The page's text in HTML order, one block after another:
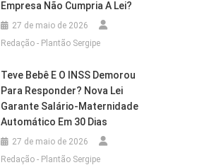
Empresa Não Cumpria A Lei?
27 de maio de 2026
Redação - Plantão Sergipe
Teve Bebê E O INSS Demorou
Para Responder? Nova Lei
Garante Salário-Maternidade
Automático Em 30 Dias
27 de maio de 2026
Redação - Plantão Sergipe